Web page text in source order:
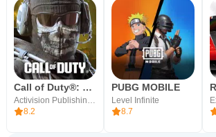
Call of Duty®: Mobile
Activision Publishing, Inc.
8.2
PUBG MOBILE
Level Infinite
8.7